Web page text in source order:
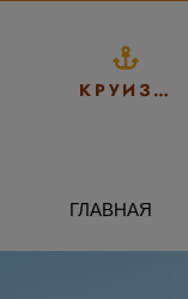
КРУИЗЫ
ГЛАВНАЯ